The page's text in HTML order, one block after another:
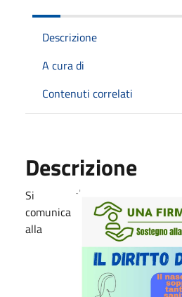
Descrizione
A cura di
Contenuti correlati
Descrizione
Si
comunica
alla